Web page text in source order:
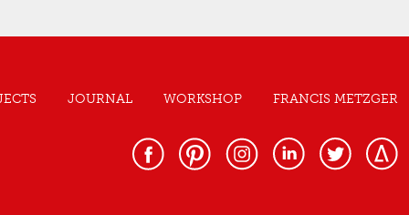
JOURNAL WORKSHOP FRANCIS METZGER